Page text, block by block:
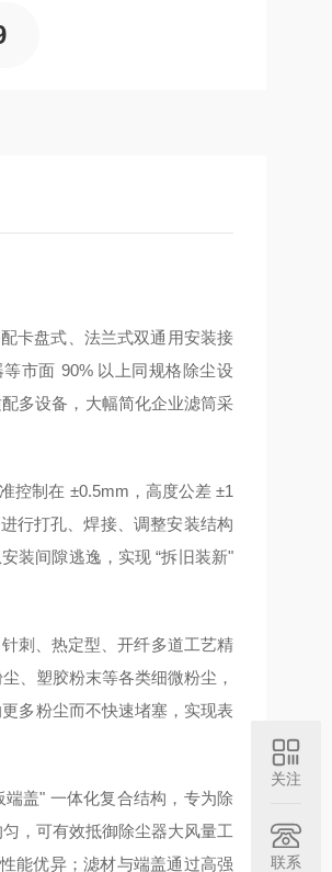
卡盘式、法兰式双通用安装接
市面 90% 以上同规格除尘设
多设备，大幅简化企业滤筒采
控制在 ±0.5mm，高度公差 ±1
行打孔、焊接、调整安装结构
装间隙逃逸，实现 “拆旧装新"
刺、热定型、开纤多道工艺精
、塑胶粉末等各类细微粉尘，
多粉尘而不快速堵塞，实现表
盖" 一体化复合结构，专为除
，可有效抵御除尘器大风量工
能优异；滤材与端盖通过高强
关注
联系